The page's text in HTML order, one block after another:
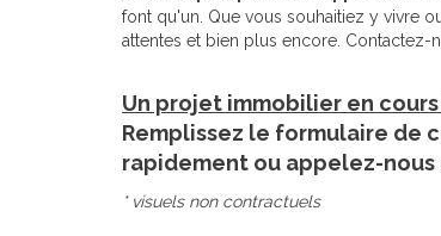
font qu'un. Que vous souhaitiez y vivre
attentes et bien plus encore.
Un projet immobilier en cours
Remplissez le formulaire de
rapidement ou appelez-
* visuels non contractuels